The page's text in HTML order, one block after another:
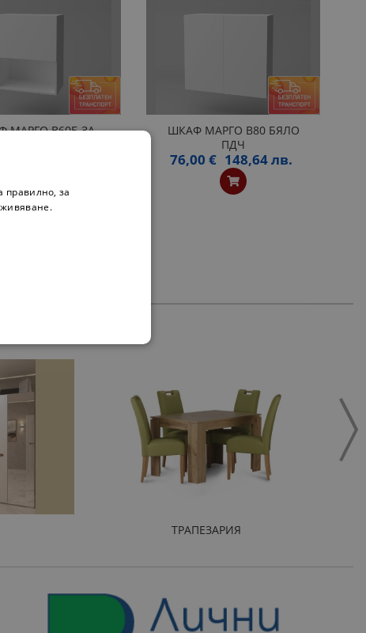
МАРГО B60Б ЗА
ШКАФ МАРГО B80 БЯЛО
ПДЧ
76,00 € 148,64 лв.
ТРАПЕЗАРИЯ
правилно, за